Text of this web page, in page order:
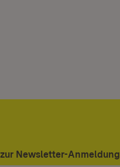
Newsletter-Anmeldung